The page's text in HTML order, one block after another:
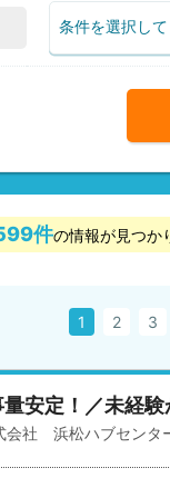
件の情報が見つか
1 2 3
安定！／未経
会社 浜松ハブセンタ